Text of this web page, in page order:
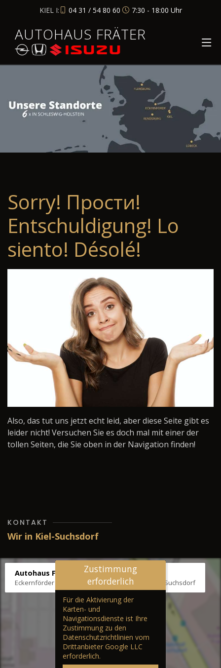
KIEL I: 04 31 / 54 80 60 7:30 - 18:00 Uhr
AUTOHAUS FRÄTER
Sorry! Прости!
Entschuldigung! Lo
siento! Désolé!
Also, das tut uns jetzt echt leid, aber diese Seite gibt es
leider nicht! Versuchen Sie es doch mal mit einer der
tollen Seiten, die Sie oben in der Navigation finden!
KONTAKT
Wir in Kiel-Suchsdorf
Autohaus Fräter
Eckernförder Str. /Klausbrooker Weg 1, 24107 Kiel-Suchsdorf
Zustimmung
erforderlich
Für die Aktivierung der
Karten- und
Navigationsdienste ist Ihre
Zustimmung zu den
Datenschutzrichtlinien vom
Drittanbieter Google LLC
erforderlich.